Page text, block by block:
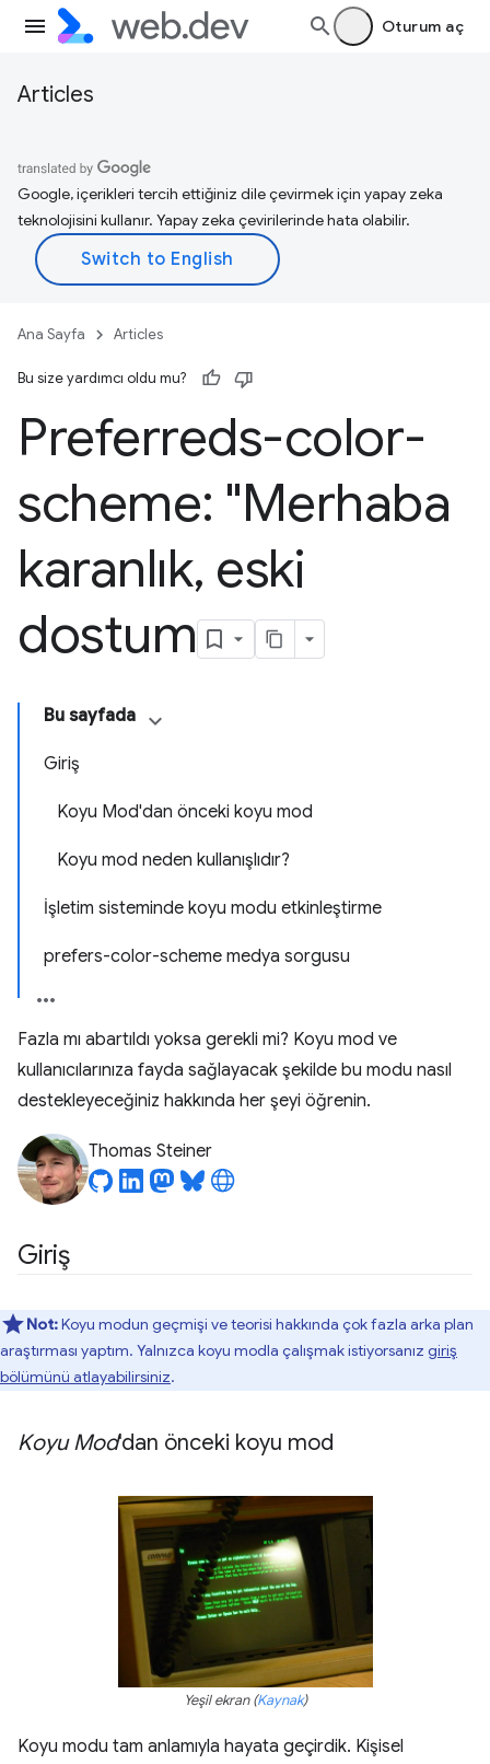
Oturum aç
Articles
Google, içerikleri tercih ettiğiniz dile çevirmek için yapay zeka
teknolojisini kullanır. Yapay zeka çevirilerinde hata olabilir.
Ana Sayfa Articles
Bu size yardımcı oldu mu?
Preferreds-color-
scheme: "Merhaba
karanlık, eski
dostum
Bu sayfada
Giriş
Koyu Mod'dan önceki koyu mod
Koyu mod neden kullanışlıdır?
İşletim sisteminde koyu modu etkinleştirme
prefers-color-scheme medya sorgusu
Fazla mı abartıldı yoksa gerekli mi? Koyu mod ve
kullanıcılarınıza fayda sağlayacak şekilde bu modu nasıl
destekleyeceğiniz hakkında her şeyi öğrenin.
Thomas Steiner
Giriş
Not:Koyu modun geçmişi ve teorisi hakkında çok fazla arka plan
araştırması yaptım. Yalnızca koyu modla çalışmak istiyorsanız giriş
bölümünü atlayabilirsiniz.
Koyu Mod'dan önceki koyu mod
Yeşil ekran (Kaynak)
Koyu modu tam anlamıyla hayata geçirdik. Kişisel